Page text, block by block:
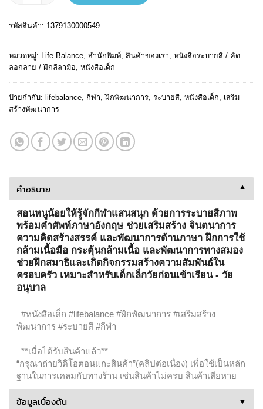
รหัสสินค้า: 1379130000549
หมวดหมู่: Life Balance สำนักพิมพ์ สินค้าของเรา หนังสือระบายสี / คัด
ลอกลาย / ฝึกลีลามือ หนังสือเด็ก
ป้ายกำกับ: lifebalance กีฬา ,ฝึกพัฒนาการ ระบายสี หนังสือเด็ก
เสริม
สร้างพัฒนาการ
คำอธิบาย ▼
สอนหนูน้อยให้รู้จักกีฬาแสนสนุก ด้วยการระบายสีภาพ
พร้อมคำศัพท์ภาษาอังกฤษ ช่วยเสริมสร้าง จินตนาการ
ความคิดสร้างสรรค์ และพัฒนาการด้านภาษา ฝึกการใช้
กล้ามเนื้อมือ กระตุ้นกล้ามเนื้อ และพัฒนาการทางสมอง
ช่วยฝึกสมาธิและเกิดกิจกรรมสร้างความสัมพันธ์ใน
ครอบครัว เหมาะสำหรับเด็กเล็กวัยก่อนเข้าเรียน - วัย
อนุบาล
#หนังสือเด็ก #lifebalance #ฝึกพัฒนาการ #เสริมสร้าง
พัฒนาการ #ระบายสี #กีฬา
**เมื่อได้รับสินค้าแล้ว**
“กรุณาถ่ายวิดิโอตอนแกะสินค้า”(คลิปต่อเนื่อง) เพื่อใช้เป็นหลัก
ฐานในการเคลมกับทางร้าน เช่นสินค้าไม่ครบ สินค้าเสียหาย
ข้อมูลเบื้องต้น ▼